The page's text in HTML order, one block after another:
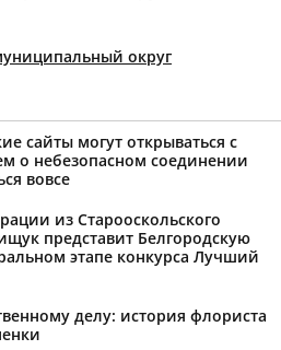
округ
сайты могут открываться с
о небезопасном соединении
вовсе
из Старооскольского
представит Белгородскую
этапе конкурса Лучший
делу: история флориста